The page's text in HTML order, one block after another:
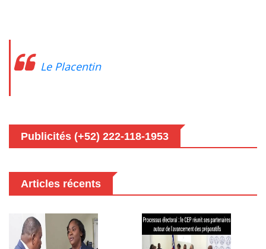
Le Placentin
Publicités (+52) 222-118-1953
Articles récents